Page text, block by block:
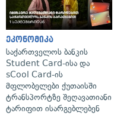
ეკონომიკა
საქართველოს ბანკის
Student Card-ისა და
sCool Card-ის
მფლობელები ქუთაისში
ტრანსპორტზე შეღავათიანი
ტარიფით ისარგებლებენ